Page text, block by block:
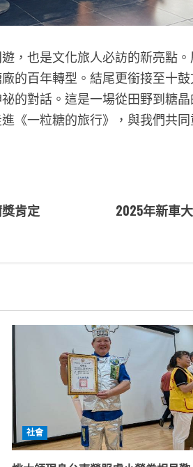
，也是文化旅人必訪的新亮點
的百年轉型。結尾更銜接至十
的對話。這是一場從田野到糖
《一粒糖的旅行》，與我們共
肯定
2025年新車
社會